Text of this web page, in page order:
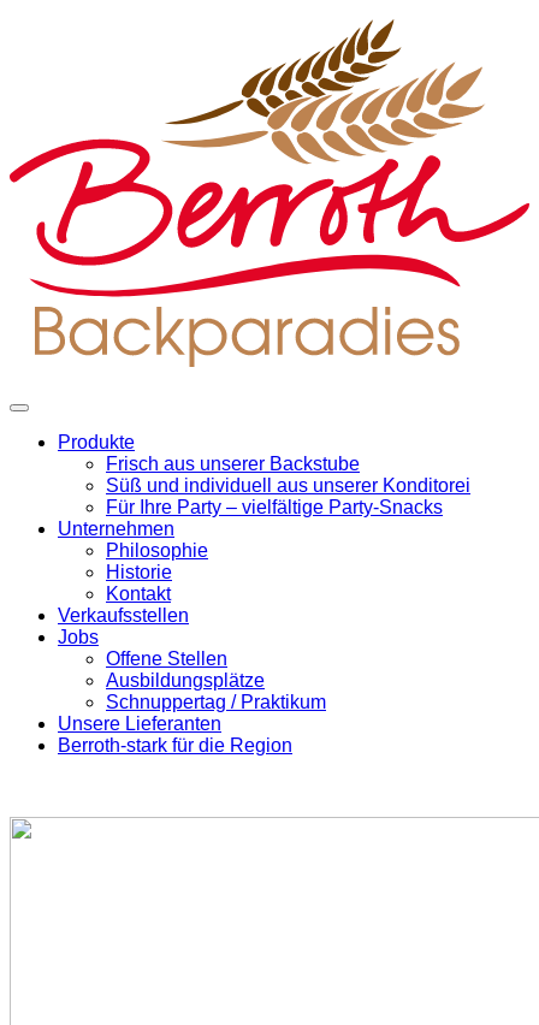
Produkte
Frisch aus unserer Backstube
Süß und individuell aus unserer Konditorei
Für Ihre Party – vielfältige Party-Snacks
Unternehmen
Philosophie
Historie
Kontakt
Verkaufsstellen
Jobs
Offene Stellen
Ausbildungsplätze
Schnuppertag / Praktikum
Unsere Lieferanten
Berroth-stark für die Region